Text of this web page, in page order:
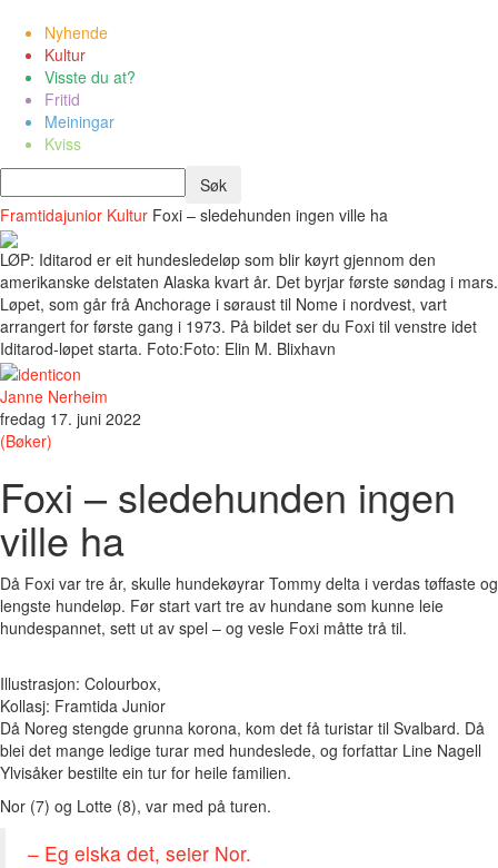
Nyhende
Kultur
Visste du at?
Fritid
Meiningar
Kviss
Framtidajunior Kultur Foxi – sledehunden ingen ville ha
LØP: Iditarod er eit hundesledeløp som blir køyrt gjennom den
amerikanske delstaten Alaska kvart år. Det byrjar første søndag i mars.
Løpet, som går frå Anchorage i søraust til Nome i nordvest, vart
arrangert for første gang i 1973. På bildet ser du Foxi til venstre idet
Iditarod-løpet starta. Foto:Foto: Elin M. Blixhavn
Janne Nerheim
fredag 17. juni 2022
(Bøker)
Foxi – sledehunden ingen
ville ha
Då Foxi var tre år, skulle hundekøyrar Tommy delta i verdas tøffaste og
lengste hundeløp. Før start vart tre av hundane som kunne leie
hundespannet, sett ut av spel – og vesle Foxi måtte trå til.
Illustrasjon: Colourbox,
Kollasj: Framtida Junior
Då Noreg stengde grunna korona, kom det få turistar til Svalbard. Då
blei det mange ledige turar med hundeslede, og forfattar Line Nagell
Ylvisåker bestilte ein tur for heile familien.
Nor (7) og Lotte (8), var med på turen.
– Eg elska det, seier Nor.